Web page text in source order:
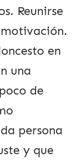
Reunirse
en
una
de
persona
y que